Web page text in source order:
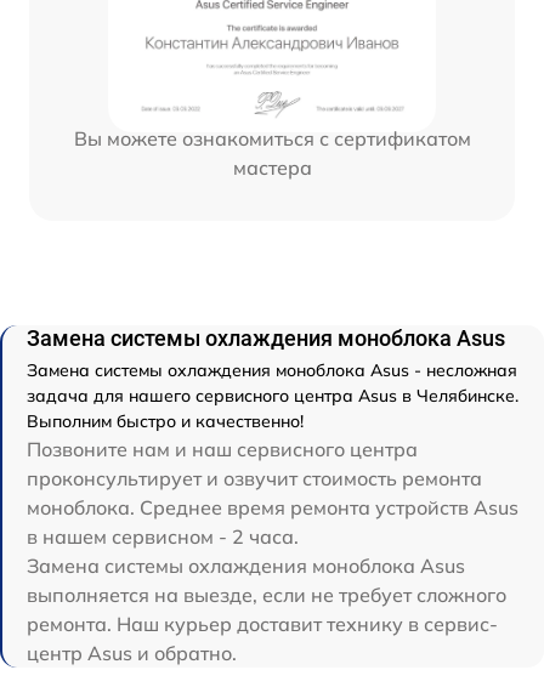
Вы можете ознакомиться с сертификатом
мастера
Замена системы охлаждения моноблока Asus
Замена системы охлаждения моноблока Asus - несложная
задача для нашего сервисного центра Asus в Челябинске.
Выполним быстро и качественно!
Позвоните нам и наш сервисного центра
проконсультирует и озвучит стоимость ремонта
моноблока. Среднее время ремонта устройств Asus
в нашем сервисном - 2 часа.
Замена системы охлаждения моноблока Asus
выполняется на выезде, если не требует сложного
ремонта. Наш курьер доставит технику в сервис-
центр Asus и обратно.